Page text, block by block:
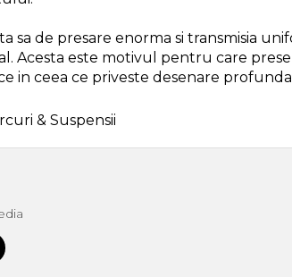
sa de presare enorma si transmisia
Acesta este motivul pentru care
in ceea ce priveste desenare
& Suspensii